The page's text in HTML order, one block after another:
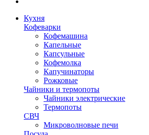
Кухня
Кофеварки
Кофемашина
Капельные
Капсульные
Кофемолка
Капучинаторы
Рожковые
Чайники и термопоты
Чайники электрические
Термопоты
СВЧ
Микроволновые печи